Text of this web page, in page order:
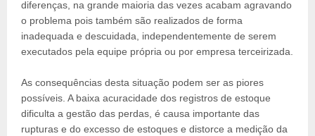
diferenças, na grande maioria das vezes acabam agravando
o problema pois também são realizados de forma
inadequada e descuidada, independentemente de serem
executados pela equipe própria ou por empresa terceirizada.
As consequências desta situação podem ser as piores
possíveis. A baixa acuracidade dos registros de estoque
dificulta a gestão das perdas, é causa importante das
rupturas e do excesso de estoques e distorce a medição da